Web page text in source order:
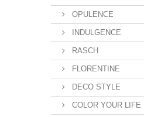
OPULENCE
INDULGENCE
RASCH
FLORENTINE
DECO STYLE
COLOR YOUR LIFE